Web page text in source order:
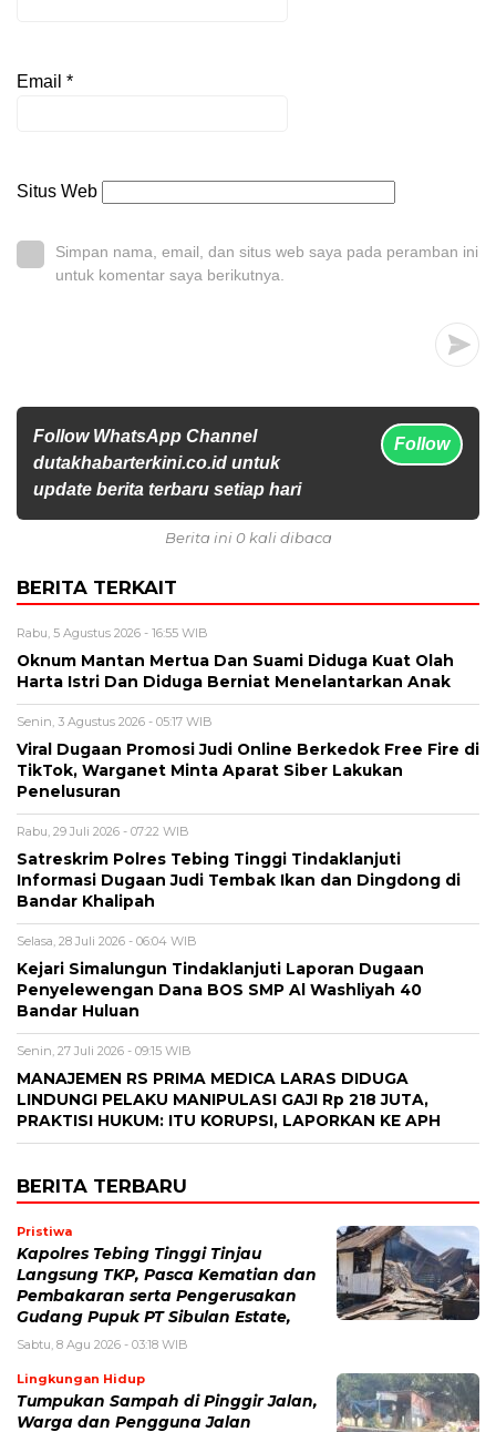
Email *
Situs Web
Simpan nama, email, dan situs web saya pada peramban ini
untuk komentar saya berikutnya.
Follow WhatsApp Channel
dutakhabarterkini.co.id untuk
update berita terbaru setiap hari
Follow
Berita ini 0 kali dibaca
BERITA TERKAIT
Rabu, 5 Agustus 2026 - 16:55 WIB
Oknum Mantan Mertua Dan Suami Diduga Kuat Olah
Harta Istri Dan Diduga Berniat Menelantarkan Anak
Senin, 3 Agustus 2026 - 05:17 WIB
Viral Dugaan Promosi Judi Online Berkedok Free Fire di
TikTok, Warganet Minta Aparat Siber Lakukan
Penelusuran
Rabu, 29 Juli 2026 - 07:22 WIB
Satreskrim Polres Tebing Tinggi Tindaklanjuti
Informasi Dugaan Judi Tembak Ikan dan Dingdong di
Bandar Khalipah
Selasa, 28 Juli 2026 - 06:04 WIB
Kejari Simalungun Tindaklanjuti Laporan Dugaan
Penyelewengan Dana BOS SMP Al Washliyah 40
Bandar Huluan
Senin, 27 Juli 2026 - 09:15 WIB
MANAJEMEN RS PRIMA MEDICA LARAS DIDUGA
LINDUNGI PELAKU MANIPULASI GAJI Rp 218 JUTA,
PRAKTISI HUKUM: ITU KORUPSI, LAPORKAN KE APH
BERITA TERBARU
Pristiwa
Kapolres Tebing Tinggi Tinjau
Langsung TKP, Pasca Kematian dan
Pembakaran serta Pengerusakan
Gudang Pupuk PT Sibulan Estate,
Sabtu, 8 Agu 2026 - 03:18 WIB
Lingkungan Hidup
Tumpukan Sampah di Pinggir Jalan,
Warga dan Pengguna Jalan